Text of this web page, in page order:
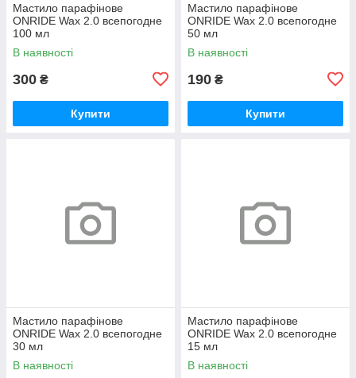
Мастило парафінове
ONRIDE Wax 2.0 всепогодне
100 мл
В наявності
300 ₴
Купити
Мастило парафінове
ONRIDE Wax 2.0 всепогодне
50 мл
В наявності
190 ₴
Купити
Мастило парафінове
ONRIDE Wax 2.0 всепогодне
30 мл
В наявності
Мастило парафінове
ONRIDE Wax 2.0 всепогодне
15 мл
В наявності